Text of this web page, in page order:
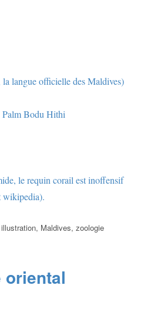
langue officielle des Maldives)
Palm Bodu Hithi
le requin corail est inoffensif
wikipedia).
Étiquettes
illustration, Maldives,zoologie
oriental